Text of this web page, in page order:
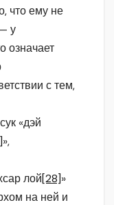
что ему не
у
означает
с тем,
«дэй
»,
лой[28]»
на ней и